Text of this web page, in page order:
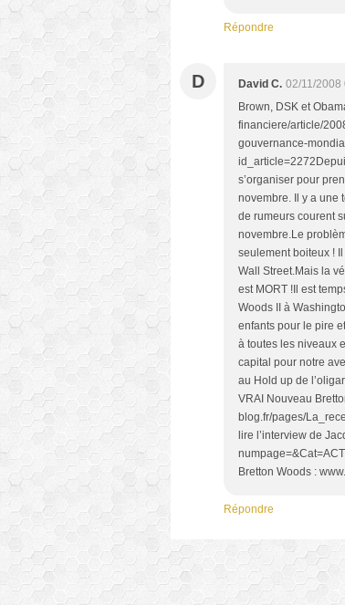
Répondre
D David C. 02/11/2008
Brown, DSK et
financiere/article/
gouvernance-
s’organiser pour
novembre. Il y a une
de rumeurs courent
novembre.Le
seulement boiteux !
Wall Street.Mais la
est MORT !Il est
Woods II à
enfants pour le pire
à toutes les niveaux
capital pour notre
au Hold up de
VRAI Nouveau
blog.fr/pages/
lire l’interview de
Bretton Woods :
Répondre